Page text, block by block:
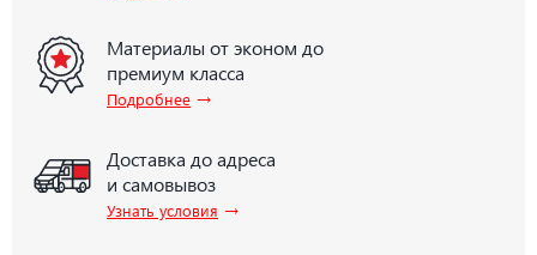
Материалы от эконом до
премиум класса
Подробнее →
Доставка до адреса
и самовывоз
Узнать условия →